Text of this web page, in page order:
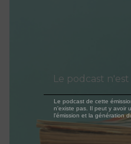
Le podcast
Le podcast de cette
n'existe pas. Il peut y avoir
l'émission et la génération